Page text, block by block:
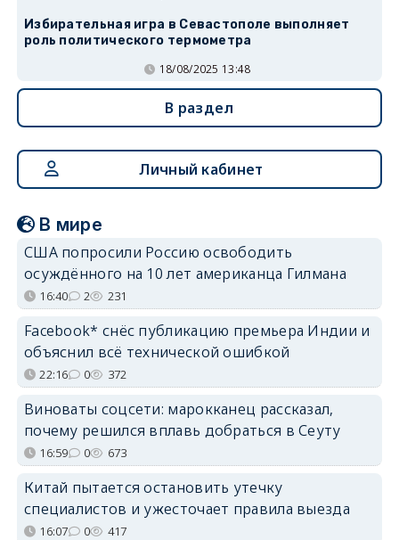
Избирательная игра в Севастополе выполняет
роль политического термометра
18/08/2025 13:48
В раздел
Личный кабинет
В мире
США попросили Россию освободить
осуждённого на 10 лет американца Гилмана
16:40 2 231
Facebook* снёс публикацию премьера Индии и
объяснил всё технической ошибкой
22:16 0 372
Виноваты соцсети: марокканец рассказал,
почему решился вплавь добраться в Сеуту
16:59 0 673
Китай пытается остановить утечку
специалистов и ужесточает правила выезда
16:07 0 417